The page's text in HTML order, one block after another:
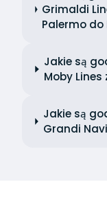
Grimaldi
Palermo do
Jakie są
Moby Lines
Jakie są
Grandi